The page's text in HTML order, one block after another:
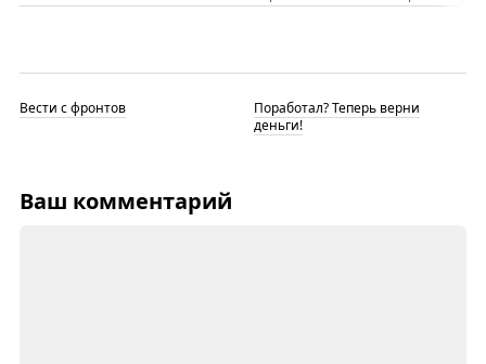
Вести с фронтов
Поработал? Теперь верни
деньги!
Ваш комментарий